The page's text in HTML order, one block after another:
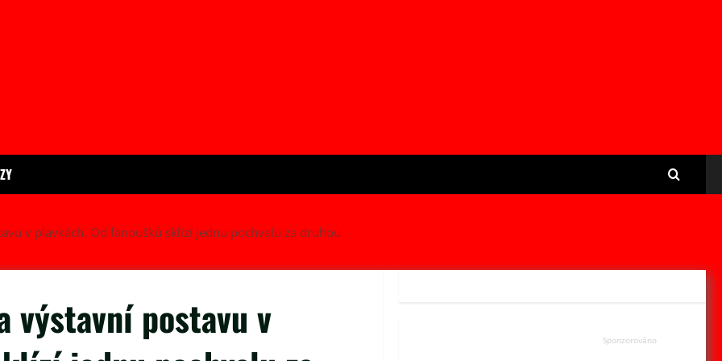
v plavkách. Od fanoušků sklízí jednu pochvalu za druhou
výstavní postavu v